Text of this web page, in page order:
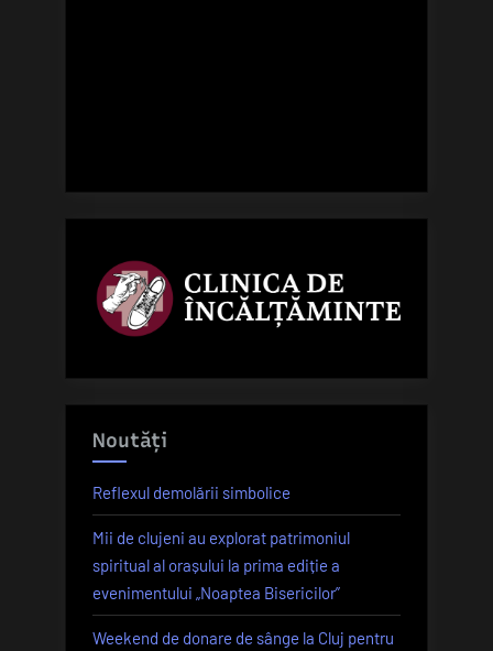
Noutăți
Reflexul demolării simbolice
Mii de clujeni au explorat patrimoniul
spiritual al orașului la prima ediție a
evenimentului „Noaptea Bisericilor”
Weekend de donare de sânge la Cluj pentru